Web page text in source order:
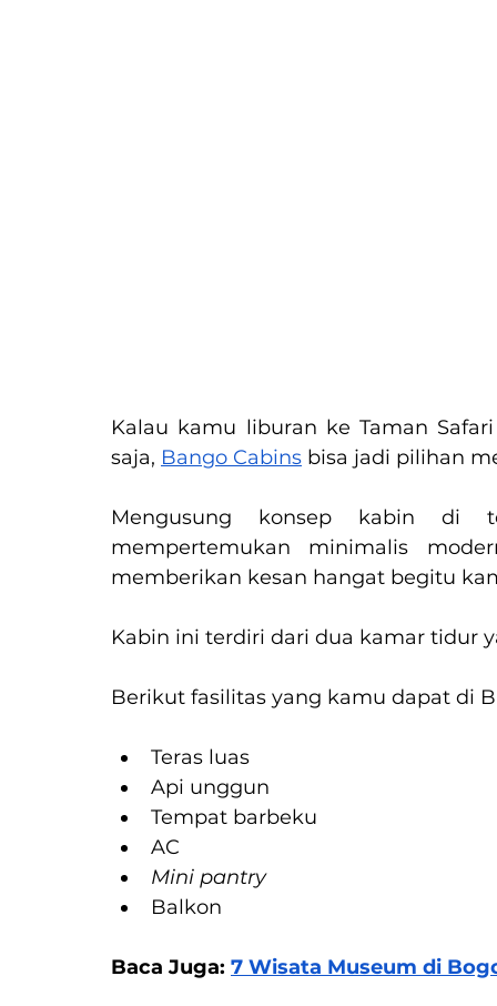
Kalau kamu liburan ke Taman
saja, Bango Cabins bisa jadi pilihan
Mengusung konsep kabin di
mempertemukan minimalis
memberikan kesan hangat begitu
Kabin ini terdiri dari dua kamar tidur
Berikut fasilitas yang kamu dapat di
Teras luas
Api unggun
Tempat barbeku
AC
Mini pantry
Balkon
Baca Juga: 7 Wisata Museum di